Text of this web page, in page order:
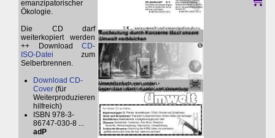
emanzipatorischer
Ökologie.
Die CD darf
weiterkopiert werden
++ Download CD-
ISO-Datei zum
Selberbrennen.
Download CD-
Cover (für
Weiterproduzieren
hilfreich)
ISBN 978-3-
86747-030-8 ...
adP